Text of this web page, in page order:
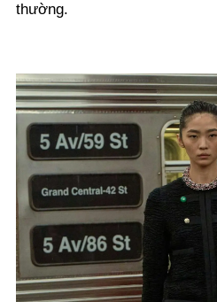
thường.